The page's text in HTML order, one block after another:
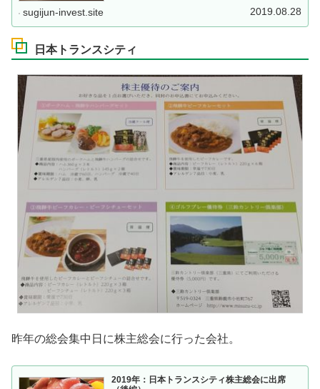
sugijun-invest.site 2019.08.28
日本トランスシティ
昨年の総会集中日に株主総会に行った会社。
2019年：日本トランスシティ株主総会に出席